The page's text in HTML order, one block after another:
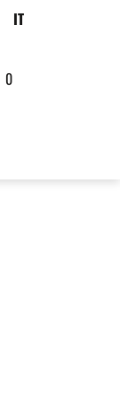
IT
Contenuto
0